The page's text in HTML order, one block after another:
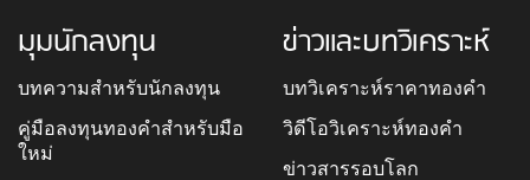
มุมนักลงทุน
บทความสำหรับนักลงทุน
คู่มือลงทุนทองคำสำหรับมือ
ใหม่
ข่าวและบทวิเคราะห์
บทวิเคราะห์ราคาทองคำ
วิดีโอวิเคราะห์ทองคำ
ข่าวสารรอบโลก